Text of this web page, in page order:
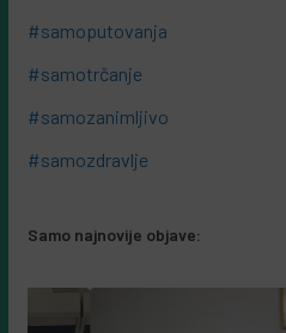
#samoputovanja
#samotrčanje
#samozanimljivo
#samozdravlje
Samo najnovije objave: